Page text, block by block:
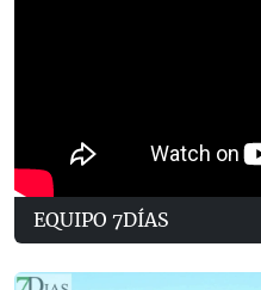
EQUIPO 7DÍAS